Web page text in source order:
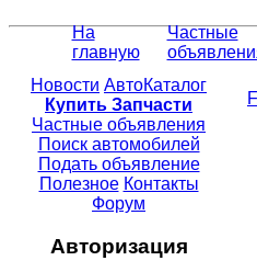
На
главную
Частные
Новости АвтоКаталог
Купить Запчасти
Частные объявления
Поиск автомобилей
Подать объявление
Полезное Контакты
Форум
Авторизация